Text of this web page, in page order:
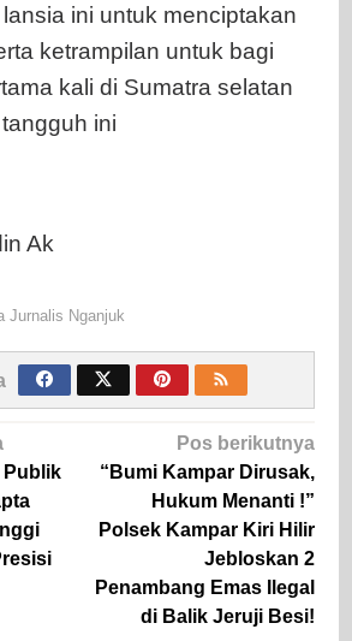
ini untuk menciptakan
ketrampilan untuk bagi
kali di Sumatra selatan
ini
Ak
Jurnalis Nganjuk
Publik
Pos berikutnya
“Bumi Kampar Dirusak,
Hukum Menanti !”
Polsek Kampar Kiri Hilir
Jebloskan 2
Penambang Emas Ilegal
di Balik Jeruji Besi!